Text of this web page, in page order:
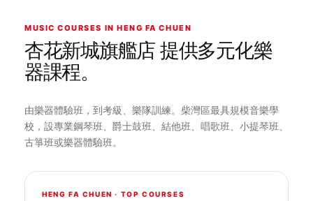
MUSIC COURSES IN HENG FA CHUEN
杏花新城旗艦店 提供多元化樂
器課程。
由樂器體驗班，到考級、樂隊訓練。柴灣區最具規模音樂學
校，設專業鋼琴班、爵士鼓班、結他班、唱歌班、小提琴班、
古箏班或樂器體驗班。
HENG FA CHUEN · TOP COURSES